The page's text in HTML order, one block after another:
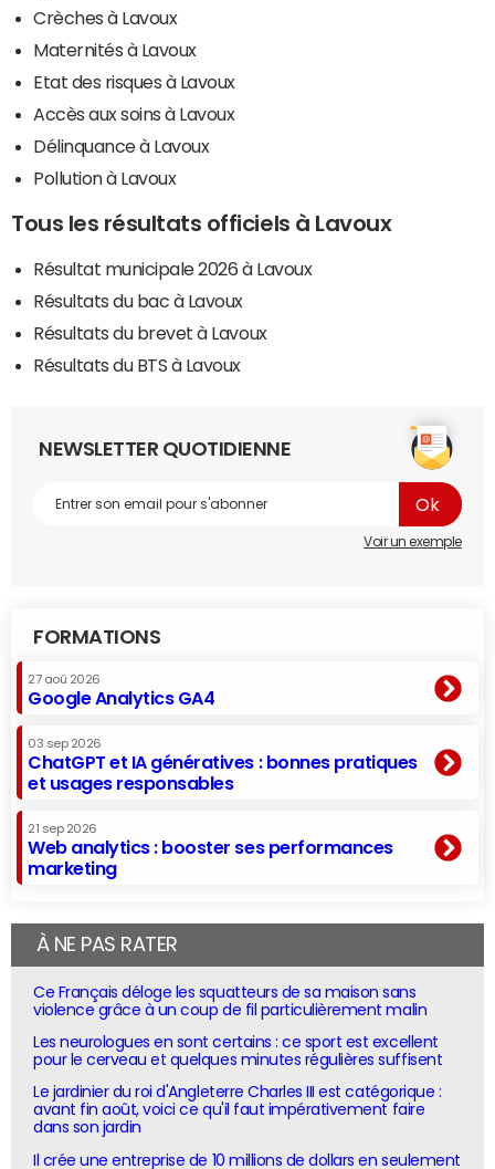
Crèches à Lavoux
Maternités à Lavoux
Etat des risques à Lavoux
Accès aux soins à Lavoux
Délinquance à Lavoux
Pollution à Lavoux
Tous les résultats officiels à Lavoux
Résultat municipale 2026 à Lavoux
Résultats du bac à Lavoux
Résultats du brevet à Lavoux
Résultats du BTS à Lavoux
NEWSLETTER QUOTIDIENNE
Voir un exemple
FORMATIONS
27 aoû 2026
Google Analytics GA4
03 sep 2026
ChatGPT et IA génératives : bonnes pratiques
et usages responsables
21 sep 2026
Web analytics : booster ses performances
marketing
À NE PAS RATER
Ce Français déloge les squatteurs de sa maison sans
violence grâce à un coup de fil particulièrement malin
Les neurologues en sont certains : ce sport est excellent
pour le cerveau et quelques minutes régulières suffisent
Le jardinier du roi d'Angleterre Charles III est catégorique :
avant fin août, voici ce qu'il faut impérativement faire
dans son jardin
Il crée une entreprise de 10 millions de dollars en seulement